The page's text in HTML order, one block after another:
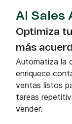
AI Sales
Optimiza
más
Automatiza la
enriquece
ventas listos
tareas
vender.